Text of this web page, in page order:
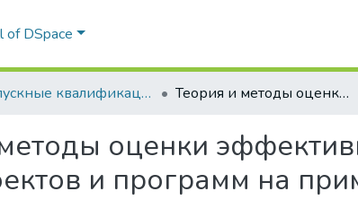
of DSpace
Выпускные квалификационные работы Теория и методы оценки эффективности инновационно-инвестиционных проектов и программ на примере Solity
оценки
и программ на